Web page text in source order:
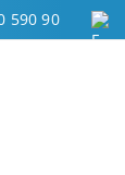
590 90